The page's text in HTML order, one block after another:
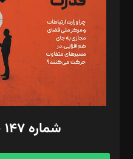
ویرایش: نگار استاد‌‌آقا
طراح یونیفرم: مجید توکلی
فیلمبرداری و عکاسی: امیر شفیعی،
گرافیک و صفحه‌آرایی:
مد‌یر توسعه تجاری: کامبیز برید‌
امور مالی: شاپور رهبری، محمد‌
آگهی و مشترکین: ۰۹۱۹۹۹۹۰۴۵۴
شماره ۱۴۷ - مرداد ۱۴۰۵